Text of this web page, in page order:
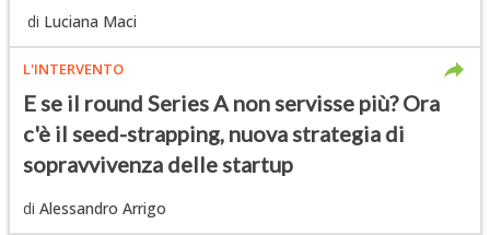
di Luciana Maci
L'INTERVENTO
E se il round Series A non servisse più? Ora
c'è il seed-strapping, nuova strategia di
sopravvivenza delle startup
di Alessandro Arrigo